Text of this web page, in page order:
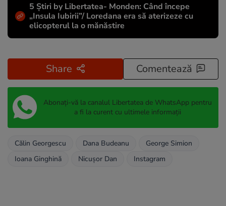
5 Știri by Libertatea- Monden: Când începe
„Insula Iubirii”/ Loredana era să aterizeze cu
elicopterul la o mănăstire
Share Comentează
Abonați-vă la canalul Libertatea de WhatsApp pentru
a fi la curent cu ultimele informații
Călin Georgescu Dana Budeanu
George Simion
Ioana Ginghină
Nicușor Dan Instagram